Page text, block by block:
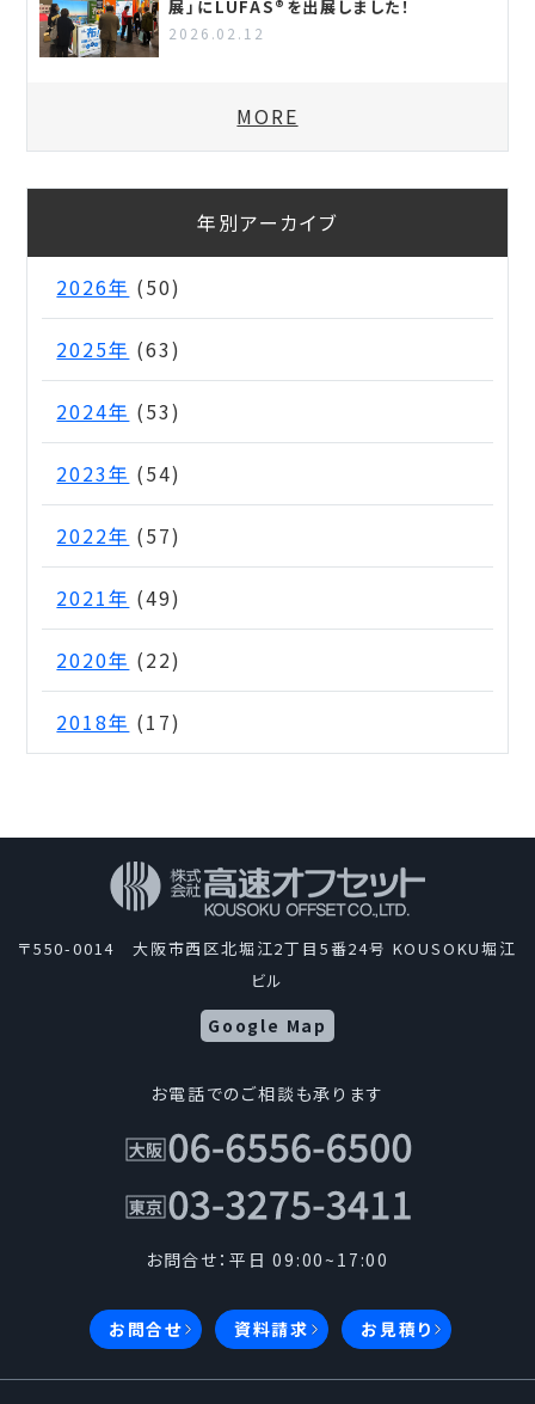
展」にLUFAS®を出展しました！
2026.02.12
MORE
年別アーカイブ
2026年 (50)
2025年 (63)
2024年 (53)
2023年 (54)
2022年 (57)
2021年 (49)
2020年 (22)
2018年 (17)
〒550-0014 大阪市西区北堀江2丁目5番24号 KOUSOKU堀江
ビル
Google Map
お電話でのご相談も承ります
お問合せ：平日 09:00~17:00
お問合せ 資料請求 お見積り